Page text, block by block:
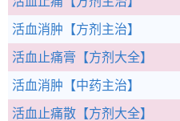
活血消肿 【方剂主治】
活血止痛膏 【方剂大全】
活血消肿 【中药主治】
活血止痛散 【方剂大全】